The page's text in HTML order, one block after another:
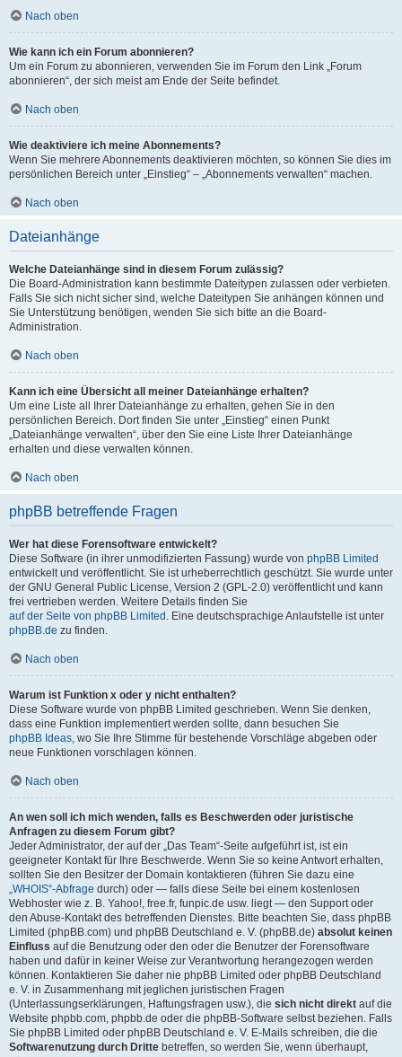
Nach oben
Wie kann ich ein Forum abonnieren?
Um ein Forum zu abonnieren, verwenden Sie im Forum den Link „Forum
abonnieren“, der sich meist am Ende der Seite befindet.
Nach oben
Wie deaktiviere ich meine Abonnements?
Wenn Sie mehrere Abonnements deaktivieren möchten, so können Sie dies im
persönlichen Bereich unter „Einstieg“ – „Abonnements verwalten“ machen.
Nach oben
Dateianhänge
Welche Dateianhänge sind in diesem Forum zulässig?
Die Board-Administration kann bestimmte Dateitypen zulassen oder verbieten.
Falls Sie sich nicht sicher sind, welche Dateitypen Sie anhängen können und
Sie Unterstützung benötigen, wenden Sie sich bitte an die Board-
Administration.
Nach oben
Kann ich eine Übersicht all meiner Dateianhänge erhalten?
Um eine Liste all Ihrer Dateianhänge zu erhalten, gehen Sie in den
persönlichen Bereich. Dort finden Sie unter „Einstieg“ einen Punkt
„Dateianhänge verwalten“, über den Sie eine Liste Ihrer Dateianhänge
erhalten und diese verwalten können.
Nach oben
phpBB betreffende Fragen
Wer hat diese Forensoftware entwickelt?
Diese Software (in ihrer unmodifizierten Fassung) wurde von phpBB Limited
entwickelt und veröffentlicht. Sie ist urheberrechtlich geschützt. Sie wurde unter
der GNU General Public License, Version 2 (GPL-2.0) veröffentlicht und kann
frei vertrieben werden. Weitere Details finden Sie
auf der Seite von phpBB Limited . Eine deutschsprachige Anlaufstelle ist unter
phpBB.de zu finden.
Nach oben
Warum ist Funktion x oder y nicht enthalten?
Diese Software wurde von phpBB Limited geschrieben. Wenn Sie denken,
dass eine Funktion implementiert werden sollte, dann besuchen Sie
phpBB Ideas, wo Sie Ihre Stimme für bestehende Vorschläge abgeben oder
neue Funktionen vorschlagen können.
Nach oben
An wen soll ich mich wenden, falls es Beschwerden oder juristische
Anfragen zu diesem Forum gibt?
Jeder Administrator, der auf der „Das Team“-Seite aufgeführt ist, ist ein
geeigneter Kontakt für Ihre Beschwerde. Wenn Sie so keine Antwort erhalten,
sollten Sie den Besitzer der Domain kontaktieren (führen Sie dazu eine
„WHOIS“-Abfrage durch) oder — falls diese Seite bei einem kostenlosen
Webhoster wie z. B. Yahoo!, free.fr, funpic.de usw. liegt — den Support oder
den Abuse-Kontakt des betreffenden Dienstes. Bitte beachten Sie, dass phpBB
Limited (phpBB.com) und phpBB Deutschland e. V. (phpBB.de) absolut keinen
Einfluss auf die Benutzung oder den oder die Benutzer der Forensoftware
haben und dafür in keiner Weise zur Verantwortung herangezogen werden
können. Kontaktieren Sie daher nie phpBB Limited oder phpBB Deutschland
e. V. in Zusammenhang mit jeglichen juristischen Fragen
(Unterlassungserklärungen, Haftungsfragen usw.), die sich nicht direkt auf die
Website phpbb.com, phpbb.de oder die phpBB-Software selbst beziehen. Falls
Sie phpBB Limited oder phpBB Deutschland e. V. E-Mails schreiben, die die
Softwarenutzung durch Dritte betreffen, so werden Sie, wenn überhaupt,